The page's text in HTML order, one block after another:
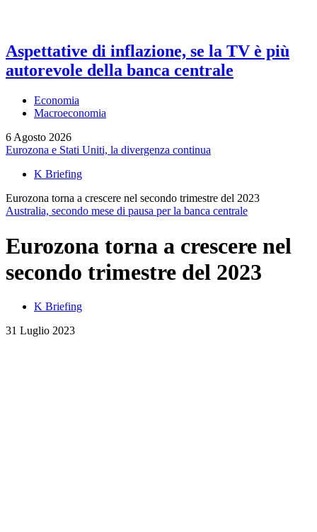
Aspettative di inflazione, se la TV è più
autorevole della banca centrale
Economia
Macroeconomia
6 Agosto 2026
Eurozona e Stati Uniti, la divergenza continua
K Briefing
Eurozona torna a crescere nel secondo trimestre del 2023
Australia, secondo mese di pausa per la banca centrale
Eurozona torna a crescere nel
secondo trimestre del 2023
K Briefing
31 Luglio 2023